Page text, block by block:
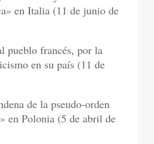
en Italia (11 de junio de
pueblo francés, por la
en su país (11 de
de la pseudo-orden
en Polonia (5 de abril de